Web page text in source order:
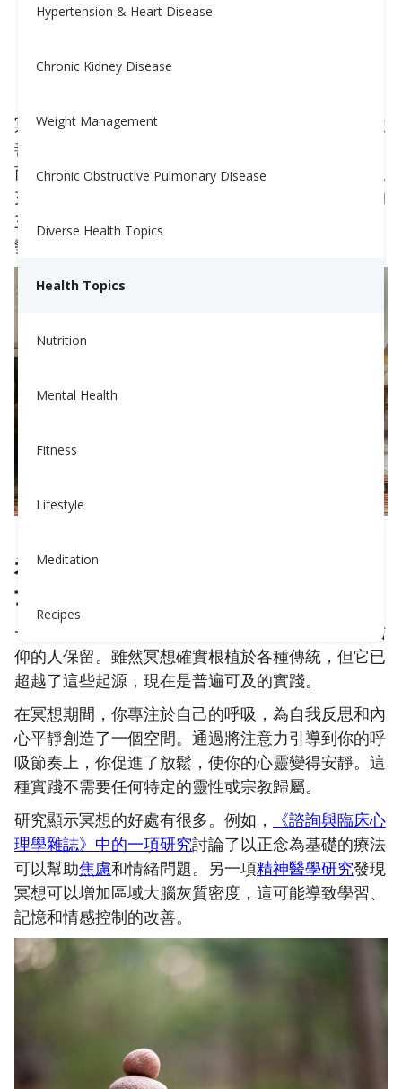
Hypertension & Heart Disease
Chronic Kidney Disease
Weight Management
Chronic Obstructive Pulmonary Disease
Diverse Health Topics
Health Topics
Nutrition
Mental Health
Fitness
Lifestyle
Meditation
Recipes
關於冥想的三個誤解
Yiwen Lu, MS, RD
冥想帶來了許多好處。近年來，它因能緩解壓力、改
善睡眠質量和增強專注力而獲得了廣泛的認可。然
而，圍繞這一實踐的幾個誤解仍然存在，阻止許多人
充分認識其潛力。在本文中，我們揭穿了有關冥想的
三個普遍神話，闡明了它的可及性及其所提供的優
勢。
神話 1：冥想僅適合靈性或宗教人
士
一個常見的誤解是冥想專門為那些具有靈性和宗教信
仰的人保留。雖然冥想確實根植於各種傳統，但它已
超越了這些起源，現在是普遍可及的實踐。
在冥想期間，你專注於自己的呼吸，為自我反思和內
心平靜創造了一個空間。通過將注意力引導到你的呼
吸節奏上，你促進了放鬆，使你的心靈變得安靜。這
種實踐不需要任何特定的靈性或宗教歸屬。
研究顯示冥想的好處有很多。例如，
《諮詢與臨床心
理學雜誌》中的一項研究討論了以正念為基礎的療法
可以幫助焦慮和情緒問題。另一項精神醫學研究發現
冥想可以增加區域大腦灰質密度，這可能導致學習、
記憶和情感控制的改善。